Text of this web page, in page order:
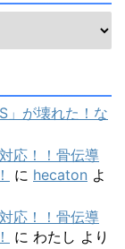
」が壊れた！な
応！！骨伝導
に hecaton よ
応！！骨伝導
に わたし より